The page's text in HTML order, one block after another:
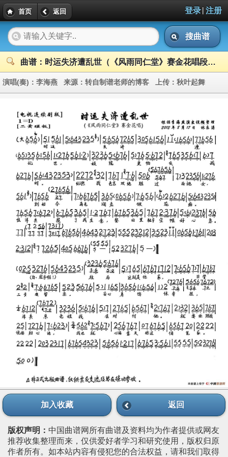
首页 返回 登录| 注册
搜曲谱
曲谱：时运失济遭乱世（《风雨同仁堂》赛金花唱段、琴谱）
演唱(奏)： 李海燕 来源： 转自制谱老师的博客 上传： 秋叶起舞
加入收藏 返回
版权声明： 中国曲谱网所有曲谱及资料均为作者提供或网友
推荐收集整理而来，仅供爱好者学习和研究使用，版权归原
作者所有。如本站内容有侵犯您的合法权益，请和我们取得